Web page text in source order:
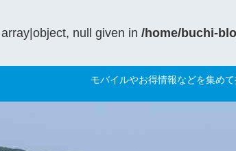
null given in /home/buchi-
モバイルやお得情報などを集めて